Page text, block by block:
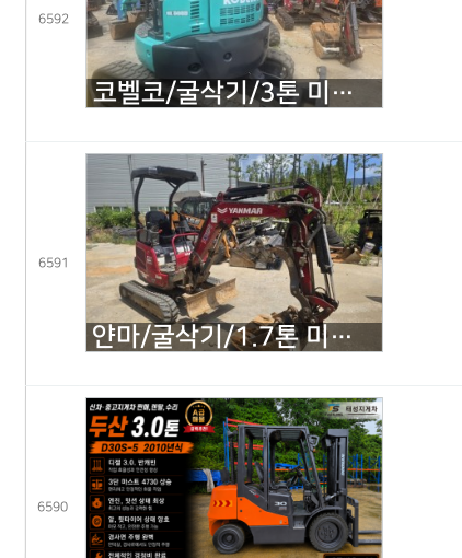
6592
코벨코/굴삭기/3톤 미니굴삭기/SK30SR 코끼리/2018년식
6591
얀마/굴삭기/1.7톤 미니굴삭기/VIO17 코끼리/2022년식
6590